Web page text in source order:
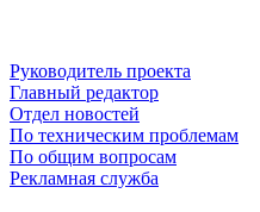
Руководитель проекта
Главный редактор
Отдел новостей
По техническим проблемам
По общим вопросам
Рекламная служба